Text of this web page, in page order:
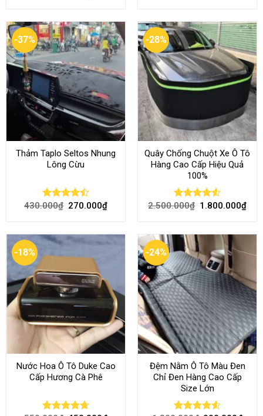
-37%
Thảm Taplo Seltos Nhung
Lông Cừu
Rated
430.000₫ 270.000₫
-28%
Quây Chống Chuột Xe Ô Tô
Hàng Cao Cấp Hiệu Quả
100%
Rated 4.51
2.500.000₫ 1.800.000₫
-18%
Nước Hoa Ô Tô Duke Cao
Cấp Hương Cà Phê
-24%
Đệm Nằm Ô Tô Màu Đen
Chỉ Đen Hàng Cao Cấp
Size Lớn